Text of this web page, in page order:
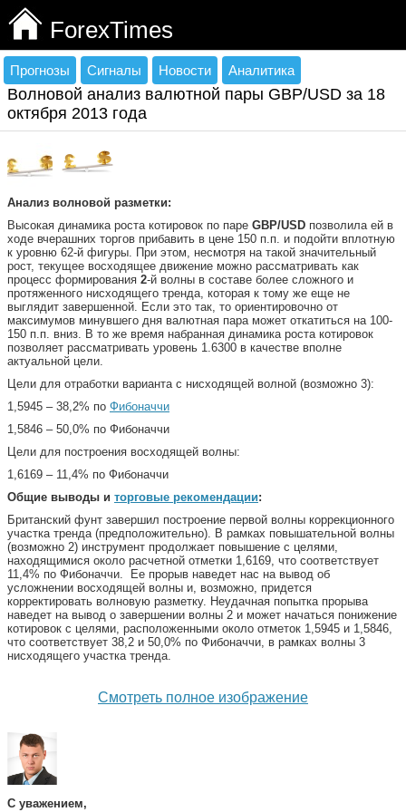
ForexTimes
Прогнозы Сигналы Новости Аналитика
Волновой анализ валютной пары GBP/USD за 18
октября 2013 года
Анализ волновой разметки:
Высокая динамика роста котировок по паре GBP/USD позволила ей в
ходе вчерашних торгов прибавить в цене 150 п.п. и подойти вплотную
к уровню 62-й фигуры. При этом, несмотря на такой значительный
рост, текущее восходящее движение можно рассматривать как
процесс формирования 2-й волны в составе более сложного и
протяженного нисходящего тренда, которая к тому же еще не
выглядит завершенной. Если это так, то ориентировочно от
максимумов минувшего дня валютная пара может откатиться на 100-
150 п.п. вниз. В то же время набранная динамика роста котировок
позволяет рассматривать уровень 1.6300 в качестве вполне
актуальной цели.
Цели для отработки варианта с нисходящей волной (возможно 3):
1,5945 – 38,2% по Фибоначчи
1,5846 – 50,0% по Фибоначчи
Цели для построения восходящей волны:
1,6169 – 11,4% по Фибоначчи
Общие выводы и торговые рекомендации:
Британский фунт завершил построение первой волны коррекционного
участка тренда (предположительно). В рамках повышательной волны
(возможно 2) инструмент продолжает повышение с целями,
находящимися около расчетной отметки 1,6169, что соответствует
11,4% по Фибоначчи. Ее прорыв наведет нас на вывод об
усложнении восходящей волны и, возможно, придется
корректировать волновую разметку. Неудачная попытка прорыва
наведет на вывод о завершении волны 2 и может начаться понижение
котировок с целями, расположенными около отметок 1,5945 и 1,5846,
что соответствует 38,2 и 50,0% по Фибоначчи, в рамках волны 3
нисходящего участка тренда.
Смотреть полное изображение
С уважением,